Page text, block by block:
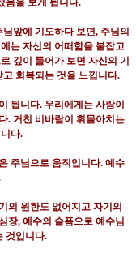
앞에 기도하다 보면, 주님의
는 자신의 어떠함을 붙잡고
깊이 들어가 보면 자신의 기
회복되는 것을 느낍니다.
됩니다. 우리에게는 사람이
. 거친 비바람이 휘몰아치는
다.
주님으로 움직입니다. 예수
의 원한도 없어지고 자기의
장, 예수의 슬픔으로 예수님
것입니다.